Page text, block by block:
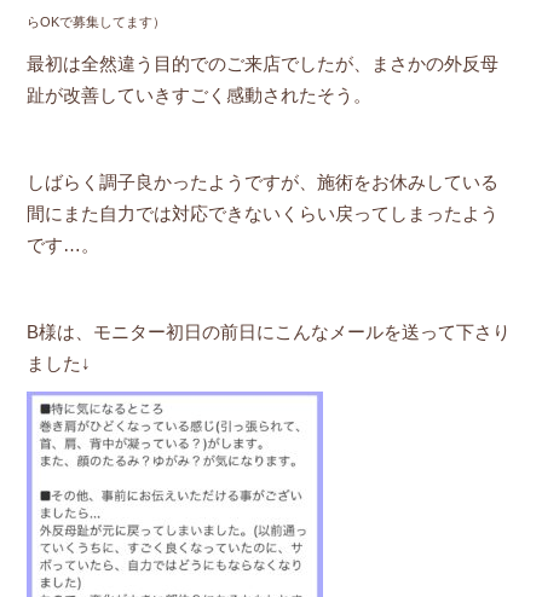
らOKで募集してます）
最初は全然違う目的でのご来店でしたが、まさかの外反母
趾が改善していきすごく感動されたそう。
しばらく調子良かったようですが、施術をお休みしている
間にまた自力では対応できないくらい戻ってしまったよう
です…。
B様は、モニター初日の前日にこんなメールを送って下さり
ました↓